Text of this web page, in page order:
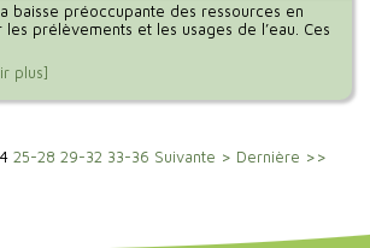
baisse préoccupante des ressources en
prélèvements et les usages de l’eau. Ces
plus]
25-28 29-32 33-36 Suivante > Dernière >>